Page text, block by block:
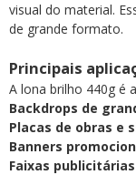
visual do material.
de grande formato.
Principais
A lona brilho 440g é
Backdrops de
Placas de obras e
Banners
Faixas publicitárias